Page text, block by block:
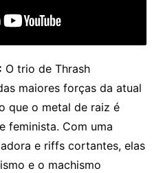
O trio de Thrash
maiores forças da atual
que o metal de raiz é
feminista. Com uma
e riffs cortantes, elas
e o machismo